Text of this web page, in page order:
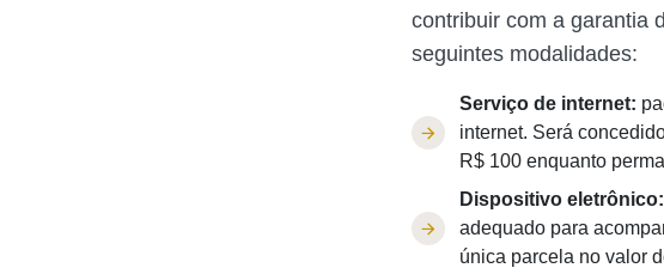
contribuir com a garantia
seguintes modalidades:
Serviço de internet:
internet. Será
R$ 100 enquanto
Dispositivo eletrônico:
adequado para
única parcela no valor